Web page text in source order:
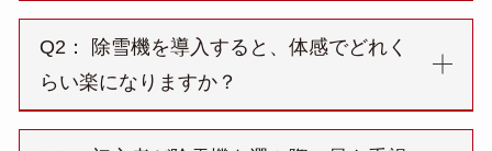
Q2： 除雪機を導入すると、体感でどれく
らい楽になりますか？